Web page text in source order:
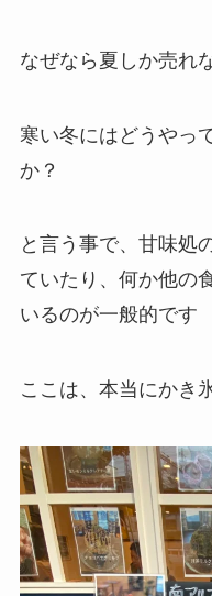
なぜなら夏しか売れ
寒い冬にはどうやっ
か？
と言う事で、甘味処
ていたり、何か他の
いるのが一般的です
ここは、本当にかき